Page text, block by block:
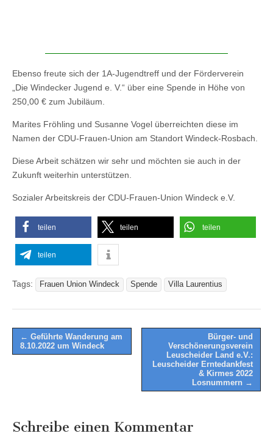
Ebenso freute sich der 1A-Jugendtreff und der Förderverein
„Die Windecker Jugend e. V.“ über eine Spende in Höhe von
250,00 € zum Jubiläum.
Marites Fröhling und Susanne Vogel überreichten diese im
Namen der CDU-Frauen-Union am Standort Windeck-Rosbach.
Diese Arbeit schätzen wir sehr und möchten sie auch in der
Zukunft weiterhin unterstützen.
Sozialer Arbeitskreis der CDU-Frauen-Union Windeck e.V.
teilen teilen teilen
teilen
Tags: Frauen Union Windeck Spende Villa Laurentius
Post
navigation
← Geführte Wanderung am
8.10.2022 um Windeck
Bürger- und
Verschönerungsverein
Leuscheider Land e.V.:
Leuscheider Erntedankfest
& Kirmes 2022
Losnummern →
Schreibe einen Kommentar